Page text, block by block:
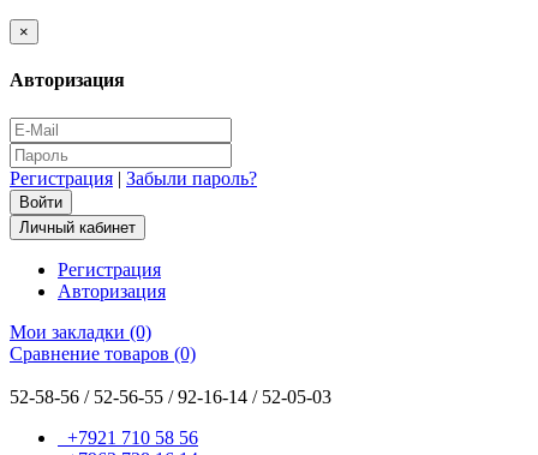
×
Авторизация
Регистрация | Забыли пароль?
Личный кабинет
Регистрация
Авторизация
Мои закладки (0)
Сравнение товаров (0)
52-58-56 / 52-56-55 / 92-16-14 / 52-05-03
+7921 710 58 56